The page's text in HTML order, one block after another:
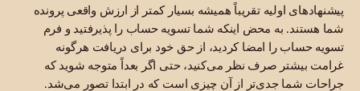
پیشنهادهای اولیه تقریباً همیشه بسیار کمتر از ارزش واقعی پرونده
شما هستند. به محض اینکه شما تسویه حساب را پذیرفتید و فرم
تسویه حساب را امضا کردید، از حق خود برای دریافت هرگونه
غرامت بیشتر صرف نظر می‌کنید، حتی اگر بعداً متوجه شوید که
جراحات شما جدی‌تر از آن چیزی است که در ابتدا تصور می‌شد.